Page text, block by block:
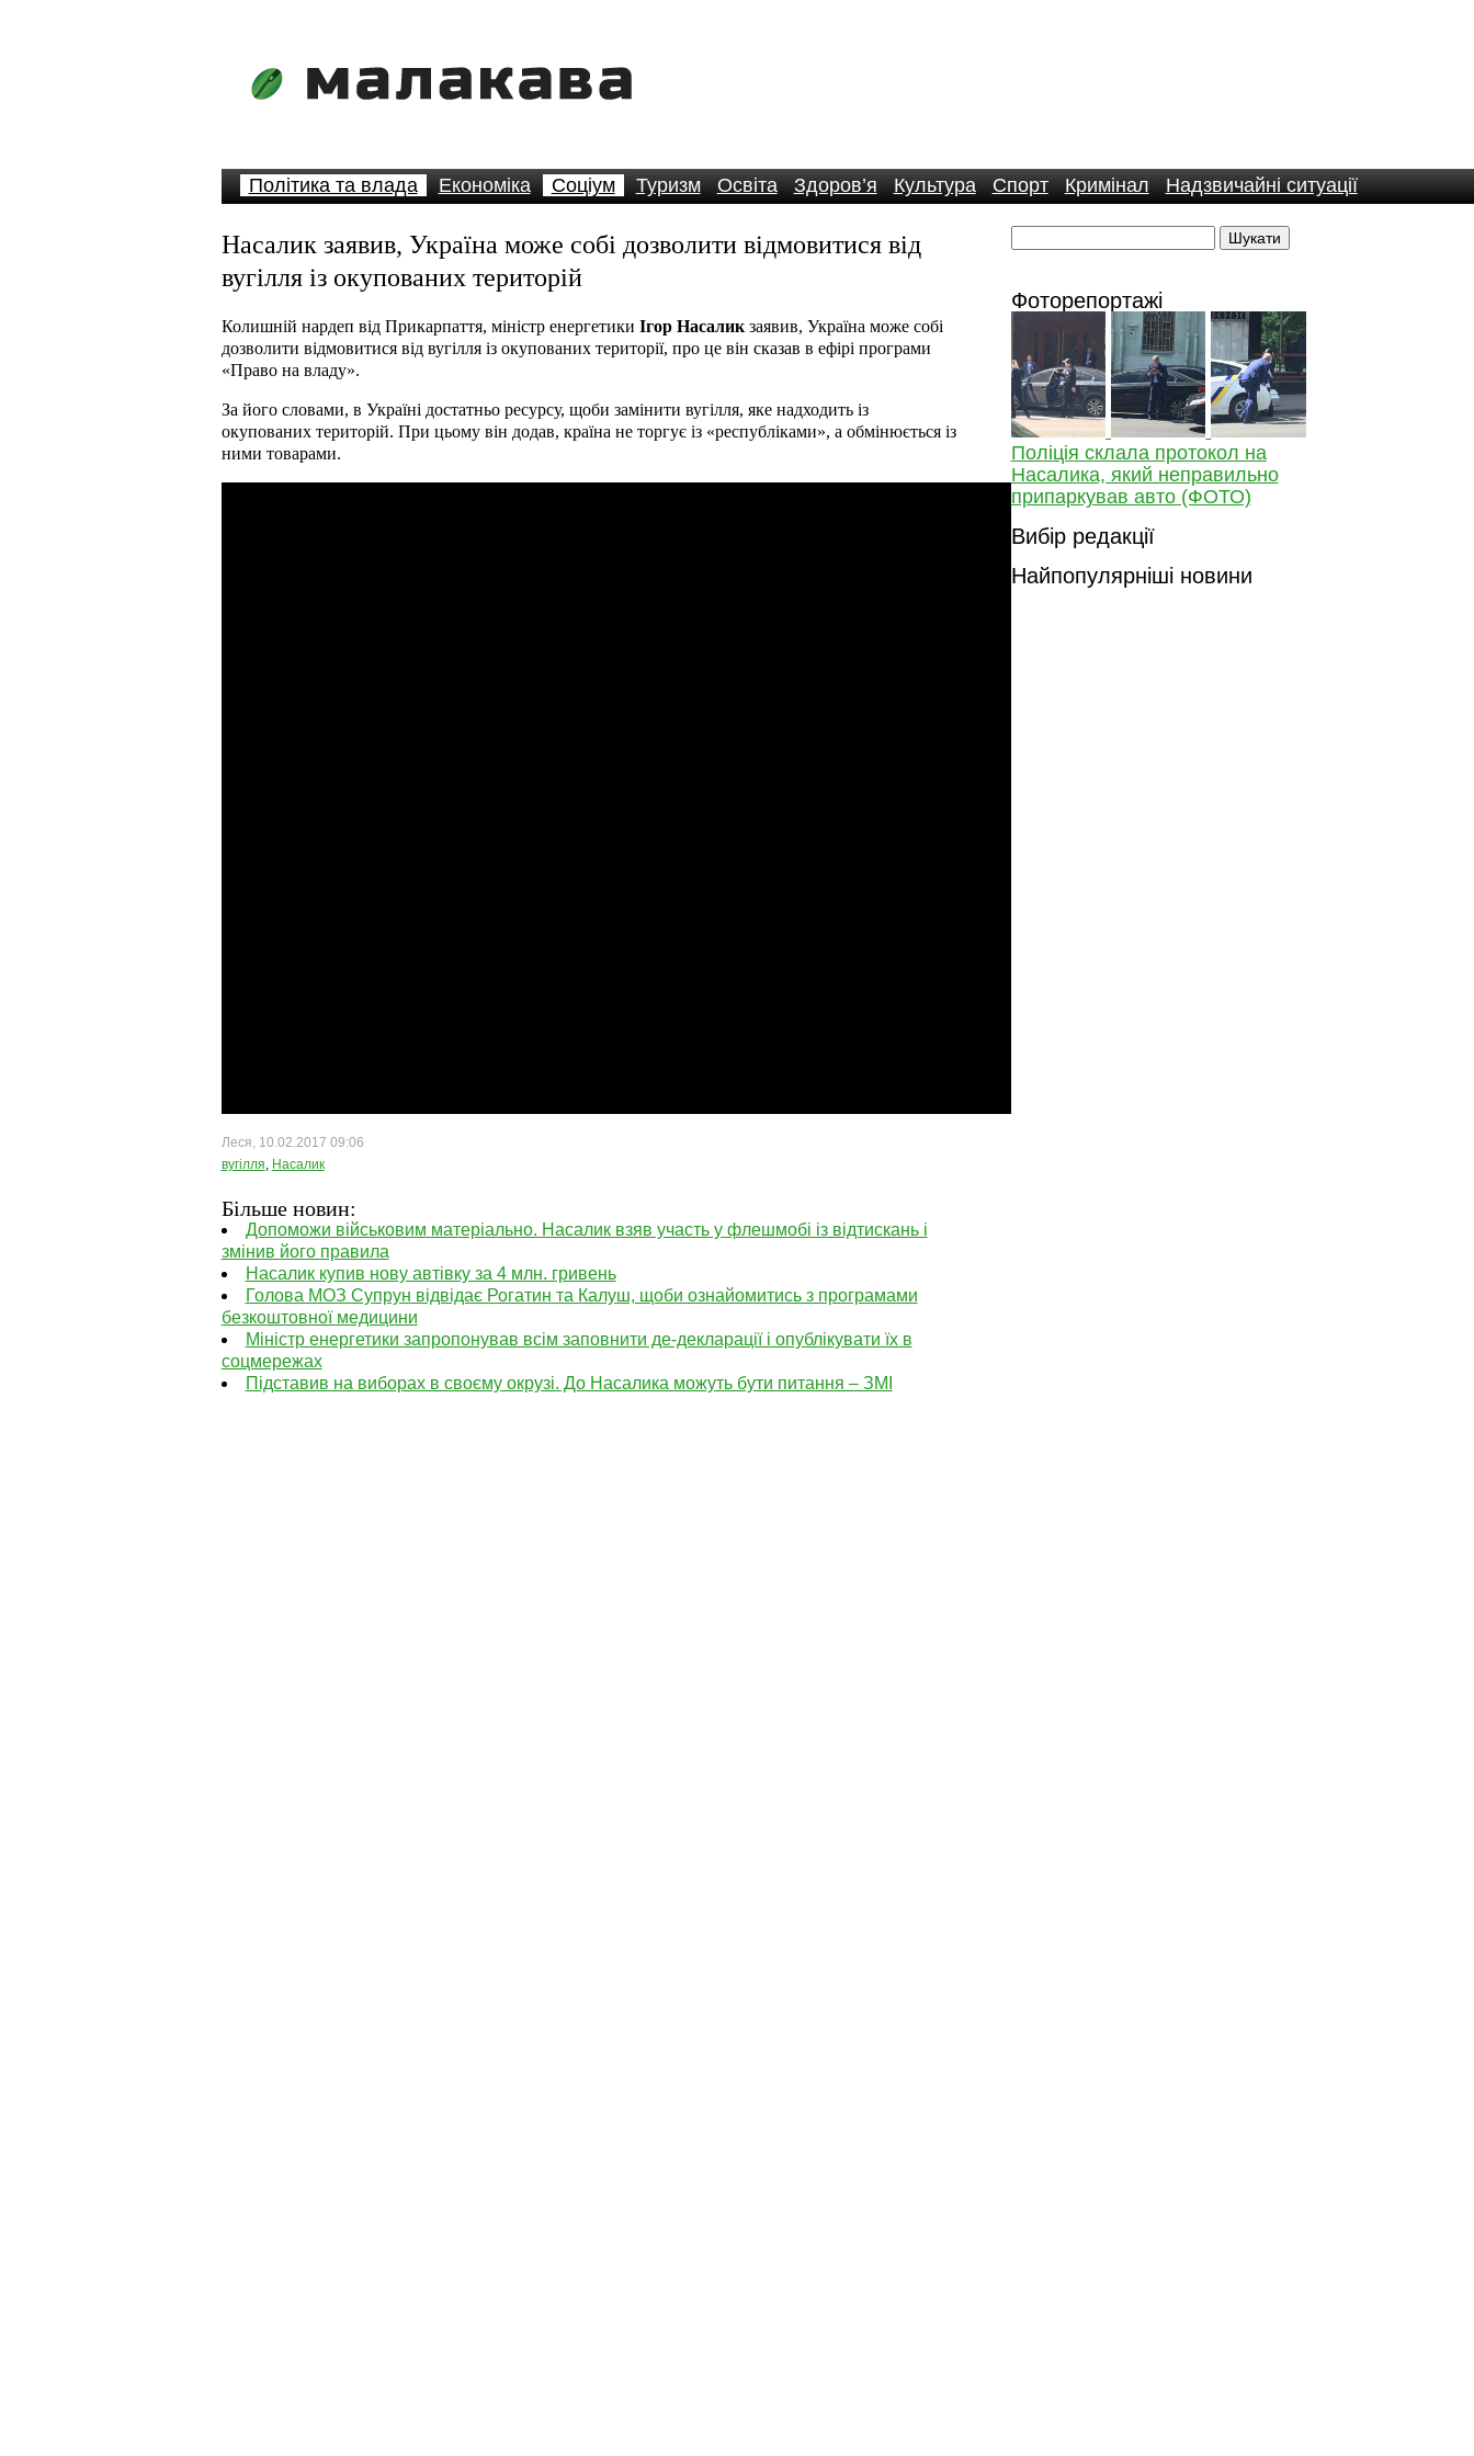
Політика та влада Економіка Соціум Туризм Освіта Здоров’я Культура Спорт Кримінал Надзвичайні ситуації
Насалик заявив, Україна може собі дозволити відмовитися від
вугілля із окупованих територій
Колишній нардеп від Прикарпаття, міністр енергетики Ігор Насаликзаявив, Україна може собі
дозволити відмовитися від вугілля із окупованих території, про це він сказав в ефірі програми
«Право на владу».
За його словами, в Україні достатньо ресурсу, щоби замінити вугілля, яке надходить із
окупованих територій. При цьому він додав, країна не торгує із «республіками», а обмінюється із
ними товарами.
Леся, 10.02.2017 09:06
вугілля, Насалик
Більше новин:
Допоможи військовим матеріально. Насалик взяв участь у флешмобі із відтискань і
змінив його правила
Насалик купив нову автівку за 4 млн. гривень
Голова МОЗ Супрун відвідає Рогатин та Калуш, щоби ознайомитись з програмами
безкоштовної медицини
Міністр енергетики запропонував всім заповнити де-декларації і опублікувати їх в
соцмережах
Підставив на виборах в своєму окрузі. До Насалика можуть бути питання – ЗМІ
Фоторепортажі
Поліція склала протокол на
Насалика, який неправильно
припаркував авто (ФОТО)
Вибір редакції
Найпопулярніші новини